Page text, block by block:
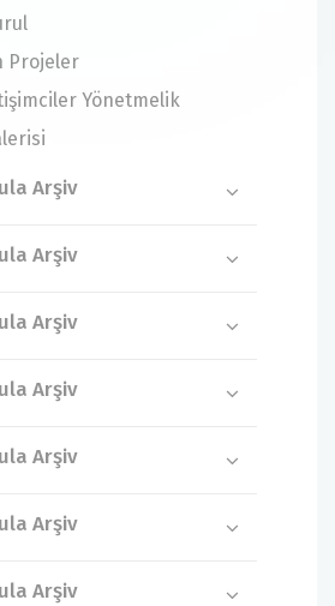
Projeler
Yönetmelik
Arşiv
Arşiv
Arşiv
Arşiv
Arşiv
Arşiv
Arşiv